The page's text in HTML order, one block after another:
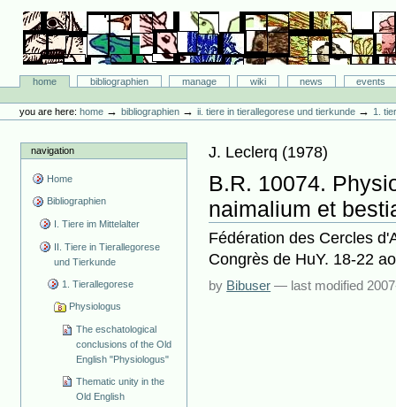
content.
navigation
Bibliographie-Portal
Sectionshome bibliographien manage wiki news
events
tools
you are here: home →bibliographien →ii. tiere in tierallegorese und tierkunde →1.
navigation
Home
Bibliographien
I. Tiere im Mittelalter
II. Tiere in Tierallegorese
und Tierkunde
1. Tierallegorese
Physiologus
The eschatological
conclusions of the Old
English "Physiologus"
Thematic unity in the
Old English
J. Leclerq (1978)
B.R. 10074.
naimalium et
Fédération des Cercles
Congrès de HuY. 18-22
by Bibuser — last modified